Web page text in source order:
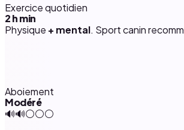
Exercice quotidien
2 hmin
Physique + mental. Sport canin
Aboiement
Modéré
🔊🔊⚪⚪⚪